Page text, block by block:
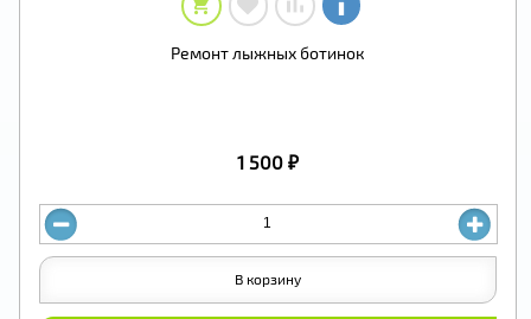
Ремонт лыжных ботинок
1 500 ₽
В корзину